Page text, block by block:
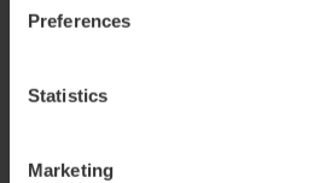
Preferences
Statistics
Marketing